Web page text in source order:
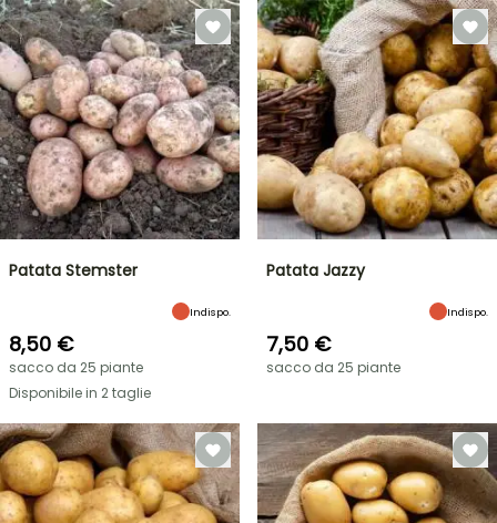
Patata Stemster
Indispo.
8,50 €
sacco da 25 piante
Disponibile in 2 taglie
Patata Jazzy
Indispo.
7,50 €
sacco da 25 piante